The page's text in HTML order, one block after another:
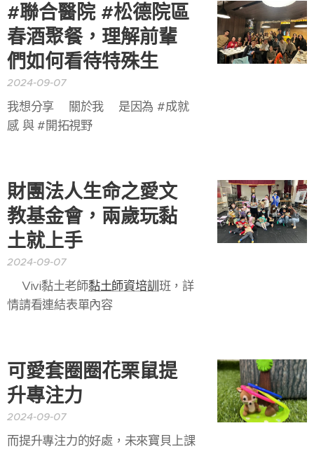
#聯合醫院 #松德院區
春酒聚餐，理解前輩
們如何看待特殊生
2024-09-07
我想分享💕關於我💕是因為 #成就
感 與 #開拓視野👓
財團法人生命之愛文
教基金會，兩歲玩黏
土就上手
2024-09-07
🌈Vivi黏土老師黏土師資培訓班，詳
情請看連結表單內容🌈
可愛套圈圈花栗鼠提
升專注力
2024-09-07
而提升專注力的好處，未來寶貝上課